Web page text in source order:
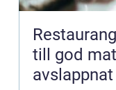
Restaurang
till god